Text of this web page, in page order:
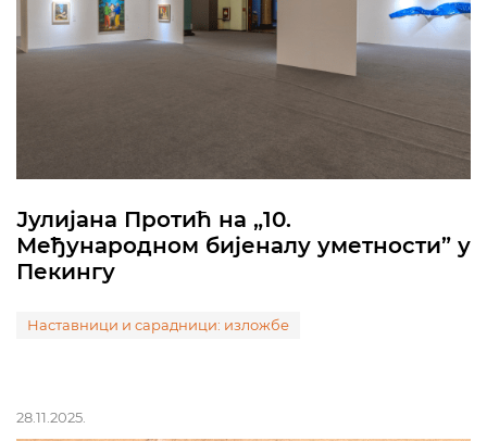
Јулијана Протић на „10.
Међународном бијеналу уметности” у
Пекингу
Наставници и сарадници: изложбе
28.11.2025.